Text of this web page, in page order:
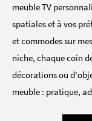
meuble TV
spatiales et à vos
et commodes sur
niche, chaque coin
décorations ou
meuble : pratique,